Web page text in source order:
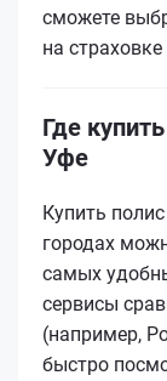
сможете
на страховке
Где
Уфе
Купить
городах
самых
сервисы
(например,
быстро